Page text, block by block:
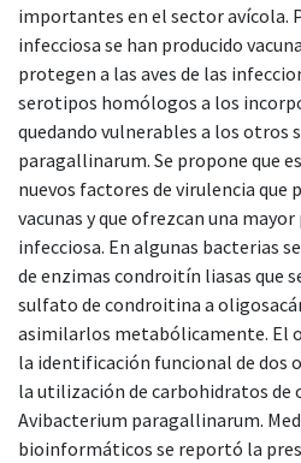
importantes en el sector avícola.
infecciosa se han producido
protegen a las aves de las
serotipos homólogos a los
quedando vulnerables a los otros
paragallinarum. Se propone que
nuevos factores de virulencia que
vacunas y que ofrezcan una
infecciosa. En algunas bacterias
de enzimas condroitín liasas que
sulfato de condroitina a
asimilarlos metabólicamente. El
la identificación funcional de dos
la utilización de carbohidratos de
Avibacterium paragallinarum.
bioinformáticos se reportó la